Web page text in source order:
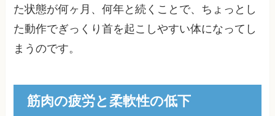
た状態が何ヶ月、何年と続くことで、ちょっとし
た動作でぎっくり首を起こしやすい体になってし
まうのです。
筋肉の疲労と柔軟性の低下